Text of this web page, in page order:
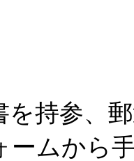
持参、
ームから